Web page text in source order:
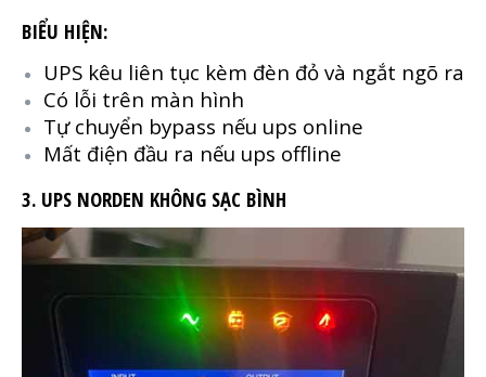
BIỂU HIỆN:
UPS kêu liên tục kèm đèn đỏ và ngắt ngõ ra
Có lỗi trên màn hình
Tự chuyển bypass nếu ups online
Mất điện đầu ra nếu ups offline
3. UPS NORDEN KHÔNG SẠC BÌNH